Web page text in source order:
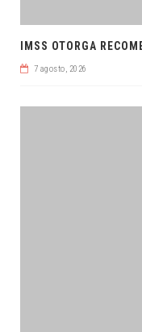
IMSS OTORGA
7 agosto, 2026